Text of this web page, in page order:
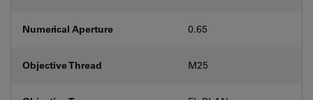
Numerical Aperture 0.65
Objective Thread M25